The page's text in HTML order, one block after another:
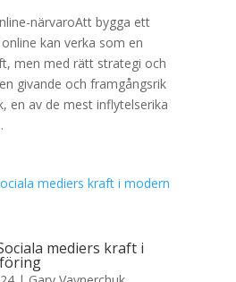
närvaroAtt bygga ett
kan verka som en
men med rätt strategi och
givande och framgångsrik
en av de mest inflytelserika
mediers kraft i